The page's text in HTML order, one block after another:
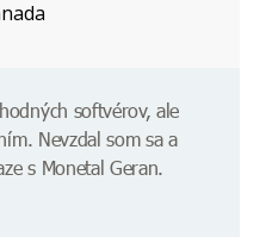
softvérov, ale
Nevzdal som sa a
s Monetal Geran.